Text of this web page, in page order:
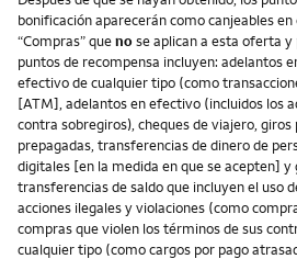
bonificación aparecerán como canjeables
“Compras” quenose aplican a esta oferta y
puntos de recompensa incluyen: adelantos
efectivo de cualquier tipo (como
[ATM], adelantos en efectivo (incluidos los
contra sobregiros), cheques de viajero,
prepagadas, transferencias de dinero de
digitales [en la medida en que se acepten] y
transferencias de saldo que incluyen el uso
acciones ilegales y violaciones (como
compras que violen los términos de sus
cualquier tipo (como cargos por pago